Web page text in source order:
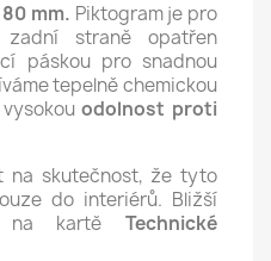
mm. Piktogram je pro
straně opatřen
páskou pro snadnou
tepelně chemickou
vysokouodolnost proti
na skutečnost, že tyto
do interiérů. Bližší
na kartě Technické